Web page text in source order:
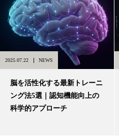
2025.07.22 NEWS
脳を活性化する最新トレーニ
ング法5選｜認知機能向上の
科学的アプローチ